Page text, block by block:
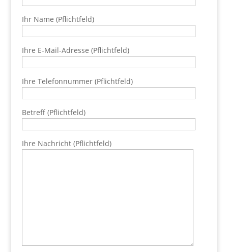
Ihr Name (Pflichtfeld)
Ihre E-Mail-Adresse (Pflichtfeld)
Ihre Telefonnummer (Pflichtfeld)
Betreff (Pflichtfeld)
Ihre Nachricht (Pflichtfeld)